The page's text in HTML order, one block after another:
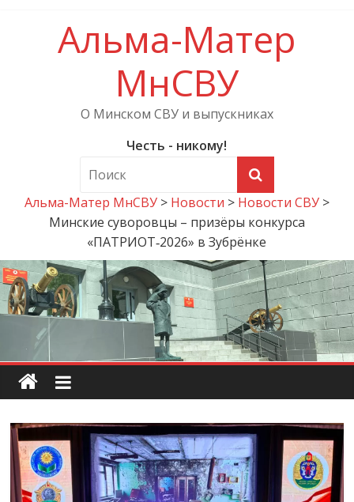
Альма-Матер
МнСВУ
О Минском СВУ и выпускниках
Честь - никому!
Альма-Матер МнСВУ> Новости > Новости СВУ>
Минские суворовцы – призёры конкурса
«ПАТРИОТ‑2026» в Зубрёнке